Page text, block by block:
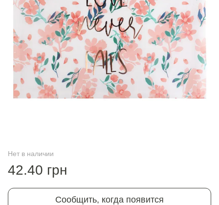
Нет в наличии
42.40 грн
Сообщить, когда появится